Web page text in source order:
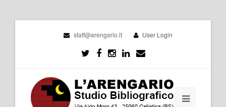
staff@arengario.it User Login